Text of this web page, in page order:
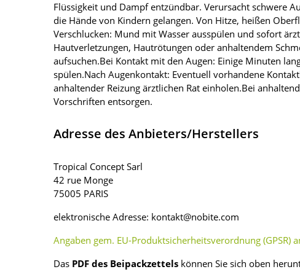
Flüssigkeit und Dampf entzündbar. Verursacht schwere
die Hände von Kindern gelangen. Von Hitze, heißen
Verschlucken: Mund mit Wasser ausspülen und sofort
Hautverletzungen, Hautrötungen oder anhaltendem
aufsuchen.Bei Kontakt mit den Augen: Einige Minuten
spülen.Nach Augenkontakt: Eventuell vorhandene
anhaltender Reizung ärztlichen Rat einholen.Bei
Vorschriften entsorgen.
Adresse des Anbieters/Herstellers
Tropical Concept Sarl
42 rue Monge
75005 PARIS
elektronische Adresse: kontakt@nobite.com
Angaben gem. EU-Produktsicherheitsverordnung (GPSR)
Das PDF des Beipackzettels können Sie sich oben